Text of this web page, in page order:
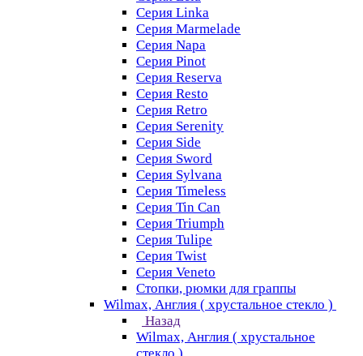
Серия Linka
Серия Marmelade
Серия Napa
Серия Pinot
Серия Reserva
Серия Resto
Серия Retro
Серия Serenity
Серия Side
Серия Sword
Серия Sуlvana
Серия Timeless
Серия Tin Can
Серия Triumph
Серия Tulipe
Серия Twist
Серия Veneto
Стопки, рюмки для граппы
Wilmax, Англия ( хрустальное стекло )
Назад
Wilmax, Англия ( хрустальное